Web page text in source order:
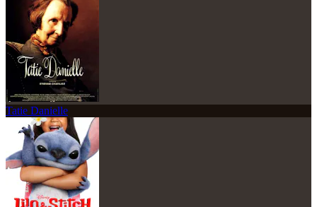
Tatie Danielle